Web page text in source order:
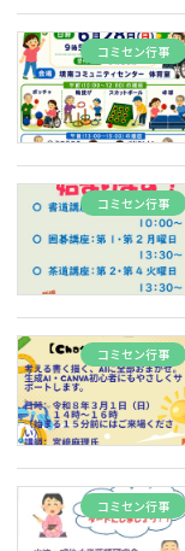
コミセン行事
コミセン行事
コミセン行事
コミセン行事